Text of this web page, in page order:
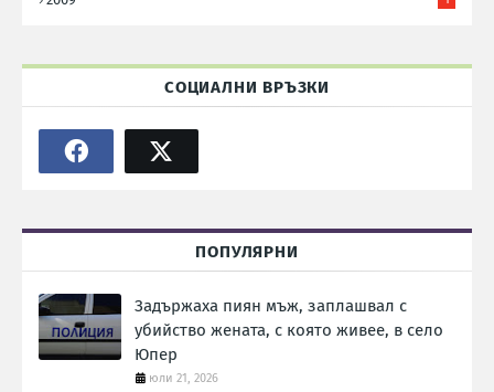
СОЦИАЛНИ ВРЪЗКИ
ПОПУЛЯРНИ
Задържаха пиян мъж, заплашвал с
убийство жената, с която живее, в село
Юпер
юли 21, 2026